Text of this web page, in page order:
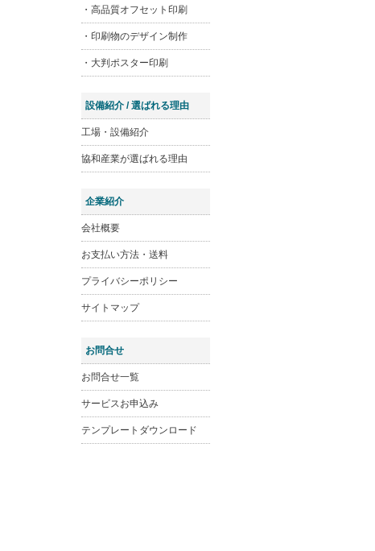
・高品質オフセット印刷
・印刷物のデザイン制作
・大判ポスター印刷
設備紹介 / 選ばれる理由
工場・設備紹介
協和産業が選ばれる理由
企業紹介
会社概要
お支払い方法・送料
プライバシーポリシー
サイトマップ
お問合せ
お問合せ一覧
サービスお申込み
テンプレートダウンロード